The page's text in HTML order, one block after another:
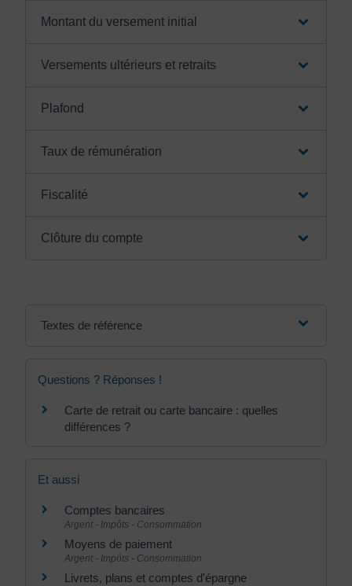
Montant du versement initial
Versements ultérieurs et retraits
Plafond
Taux de rémunération
Fiscalité
Clôture du compte
Textes de référence
Questions ? Réponses !
Carte de retrait ou carte bancaire : quelles
différences ?
Et aussi
Comptes bancaires
Argent - Impôts - Consommation
Moyens de paiement
Argent - Impôts - Consommation
Livrets, plans et comptes d'épargne